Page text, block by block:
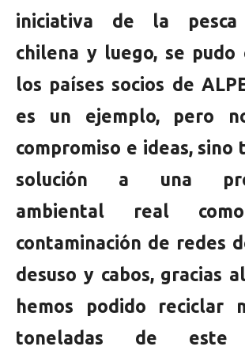
iniciativa de la pesca
chilena y luego, se pudo
los países socios de
es un ejemplo, pero
compromiso e ideas, sino
solución a una
ambiental real
contaminación de redes
desuso y cabos, gracias
hemos podido reciclar
toneladas de este